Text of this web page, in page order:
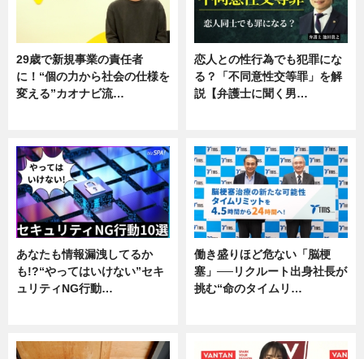
29歳で新規事業の責任者
に！“個の力から社会の仕様を
変える”カオナビ流…
恋人との性行為でも犯罪にな
る？「不同意性交等罪」を解
説【弁護士に聞く男…
あなたも情報漏洩してるか
も!?“やってはいけない”セキ
ュリティNG行動…
働き盛りほど危ない「脳梗
塞」──リクルート出身社長が
挑む“命のタイムリ…